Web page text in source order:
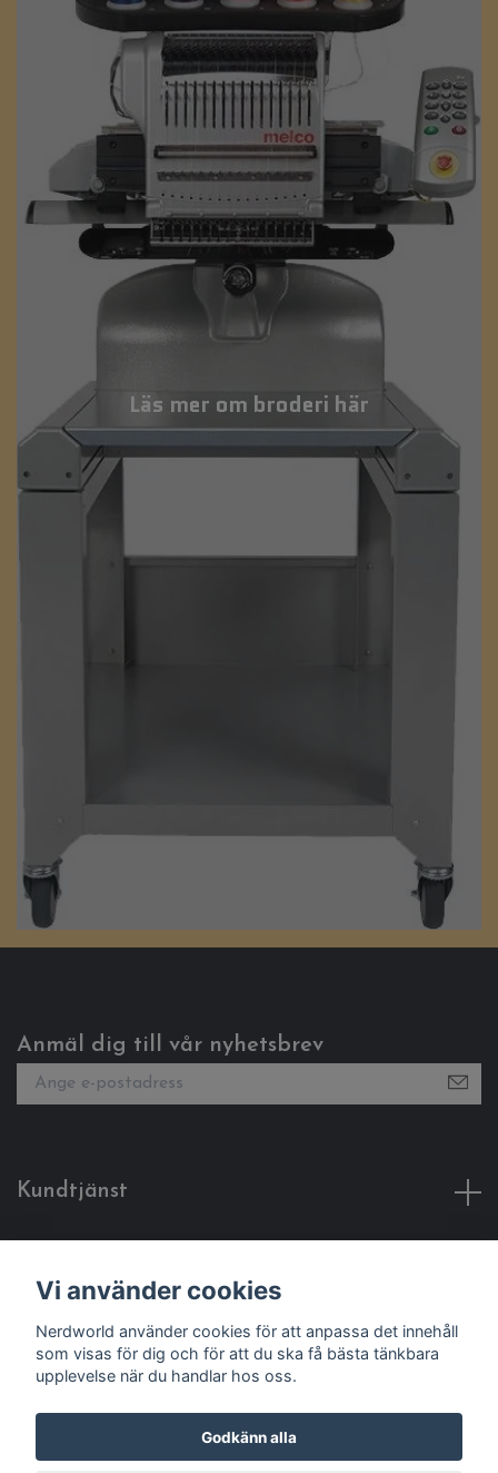
Läs mer om broderi här
Anmäl dig till vår nyhetsbrev
Kundtjänst
Sociala medier
Vi använder cookies
Nerdworld använder cookies för att anpassa det innehåll
som visas för dig och för att du ska få bästa tänkbara
upplevelse när du handlar hos oss.
Godkänn alla